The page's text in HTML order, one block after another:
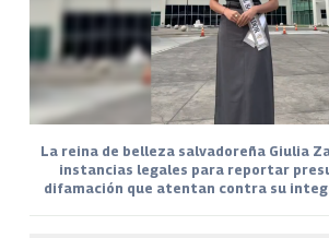
La reina de belleza salvadoreña Giulia
instancias legales para reportar
difamación que atentan contra su